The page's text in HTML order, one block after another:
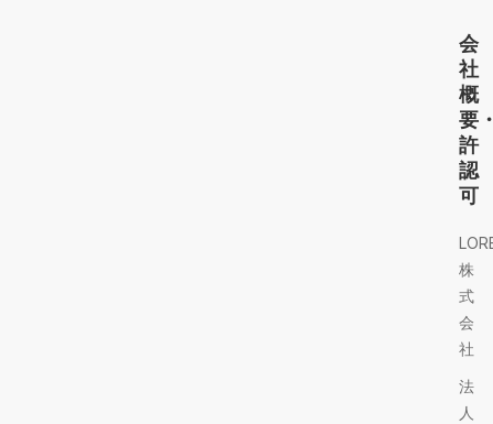
会
社
概
要
許
認
可
株
式
会
社
法
人